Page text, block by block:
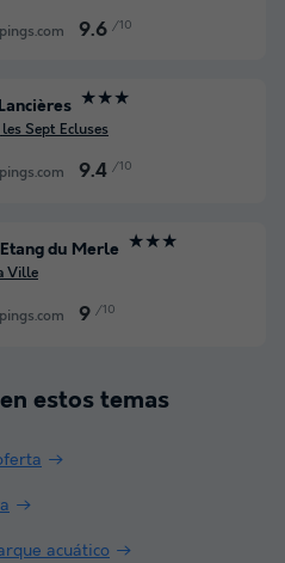
9.6 /10
★★★
Sept Ecluses
9.4 /10
du Merle ★★★
Ville
9 /10
estos temas
acuático